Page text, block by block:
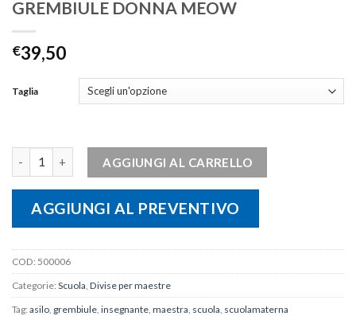
GREMBIULE DONNA MEOW
€39,50
Taglia
AGGIUNGI AL CARRELLO
AGGIUNGI AL PREVENTIVO
COD: 500006
Categorie: Scuola Divise per maestre
Tag: asilo grembiule insegnante maestra scuola scuolamaterna